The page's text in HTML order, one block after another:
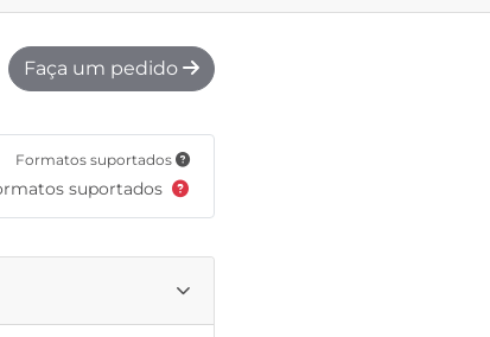
Faça um pedido
Formatos suportados
suportados